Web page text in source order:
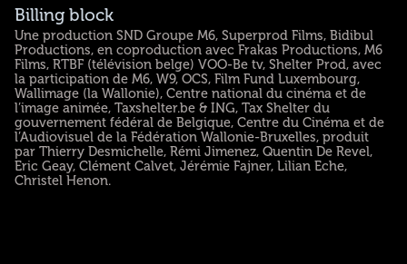
Billing block
Une production SND Groupe M6, Superprod Films, Bidibul
Productions, en coproduction avec Frakas Productions, M6
Films, RTBF (télévision belge) VOO-Be tv, Shelter Prod, avec
la participation de M6, W9, OCS, Film Fund Luxembourg,
Wallimage (la Wallonie), Centre national du cinéma et de
l’image animée, Taxshelter.be & ING, Tax Shelter du
gouvernement fédéral de Belgique, Centre du Cinéma et de
l’Audiovisuel de la Fédération Wallonie-Bruxelles, produit
par Thierry Desmichelle, Rémi Jimenez, Quentin De Revel,
Eric Geay, Clément Calvet, Jérémie Fajner, Lilian Eche,
Christel Henon.